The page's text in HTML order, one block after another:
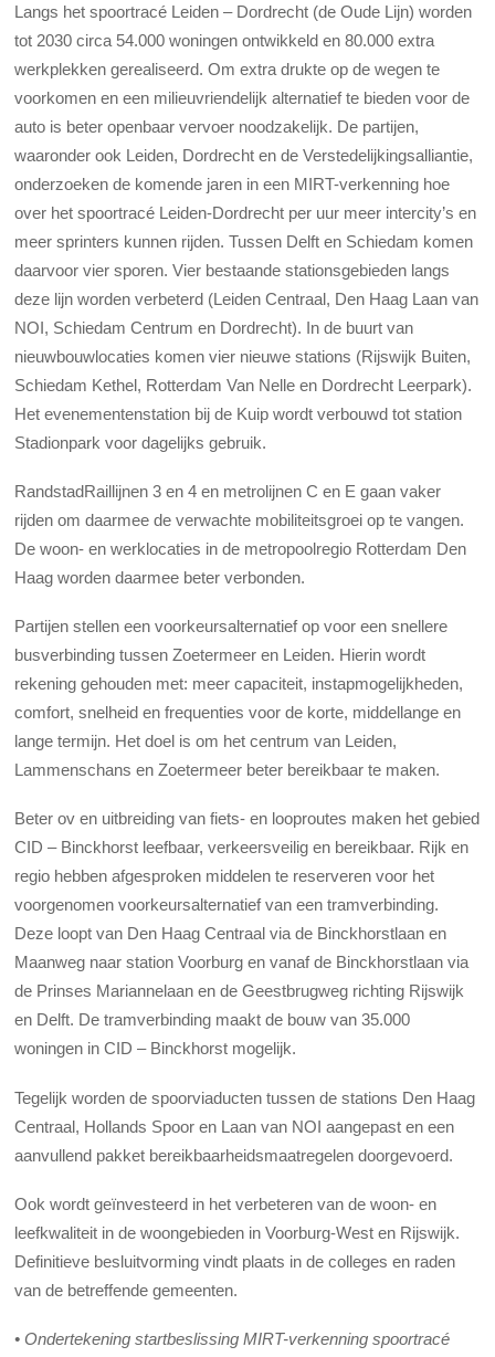
Langs het spoortracé Leiden – Dordrecht (de Oude Lijn) worden
tot 2030 circa 54.000 woningen ontwikkeld en 80.000 extra
werkplekken gerealiseerd. Om extra drukte op de wegen te
voorkomen en een milieuvriendelijk alternatief te bieden voor de
auto is beter openbaar vervoer noodzakelijk. De partijen,
waaronder ook Leiden, Dordrecht en de Verstedelijkingsalliantie,
onderzoeken de komende jaren in een MIRT-verkenning hoe
over het spoortracé Leiden-Dordrecht per uur meer intercity’s en
meer sprinters kunnen rijden. Tussen Delft en Schiedam komen
daarvoor vier sporen. Vier bestaande stationsgebieden langs
deze lijn worden verbeterd (Leiden Centraal, Den Haag Laan van
NOI, Schiedam Centrum en Dordrecht). In de buurt van
nieuwbouwlocaties komen vier nieuwe stations (Rijswijk Buiten,
Schiedam Kethel, Rotterdam Van Nelle en Dordrecht Leerpark).
Het evenementenstation bij de Kuip wordt verbouwd tot station
Stadionpark voor dagelijks gebruik.
RandstadRaillijnen 3 en 4 en metrolijnen C en E gaan vaker
rijden om daarmee de verwachte mobiliteitsgroei op te vangen.
De woon- en werklocaties in de metropoolregio Rotterdam Den
Haag worden daarmee beter verbonden.
Partijen stellen een voorkeursalternatief op voor een snellere
busverbinding tussen Zoetermeer en Leiden. Hierin wordt
rekening gehouden met: meer capaciteit, instapmogelijkheden,
comfort, snelheid en frequenties voor de korte, middellange en
lange termijn. Het doel is om het centrum van Leiden,
Lammenschans en Zoetermeer beter bereikbaar te maken.
Beter ov en uitbreiding van fiets- en looproutes maken het gebied
CID – Binckhorst leefbaar, verkeersveilig en bereikbaar. Rijk en
regio hebben afgesproken middelen te reserveren voor het
voorgenomen voorkeursalternatief van een tramverbinding.
Deze loopt van Den Haag Centraal via de Binckhorstlaan en
Maanweg naar station Voorburg en vanaf de Binckhorstlaan via
de Prinses Mariannelaan en de Geestbrugweg richting Rijswijk
en Delft. De tramverbinding maakt de bouw van 35.000
woningen in CID – Binckhorst mogelijk.
Tegelijk worden de spoorviaducten tussen de stations Den Haag
Centraal, Hollands Spoor en Laan van NOI aangepast en een
aanvullend pakket bereikbaarheidsmaatregelen doorgevoerd.
Ook wordt geïnvesteerd in het verbeteren van de woon- en
leefkwaliteit in de woongebieden in Voorburg-West en Rijswijk.
Definitieve besluitvorming vindt plaats in de colleges en raden
van de betreffende gemeenten.
•Ondertekening startbeslissing MIRT-verkenning spoortracé